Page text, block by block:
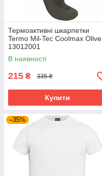
Термоактивні шкарпетки
Termo Mil-Tec Coolmax Olive
13012001
В наявності
215 ₴ 335 ₴
Купити
–35%